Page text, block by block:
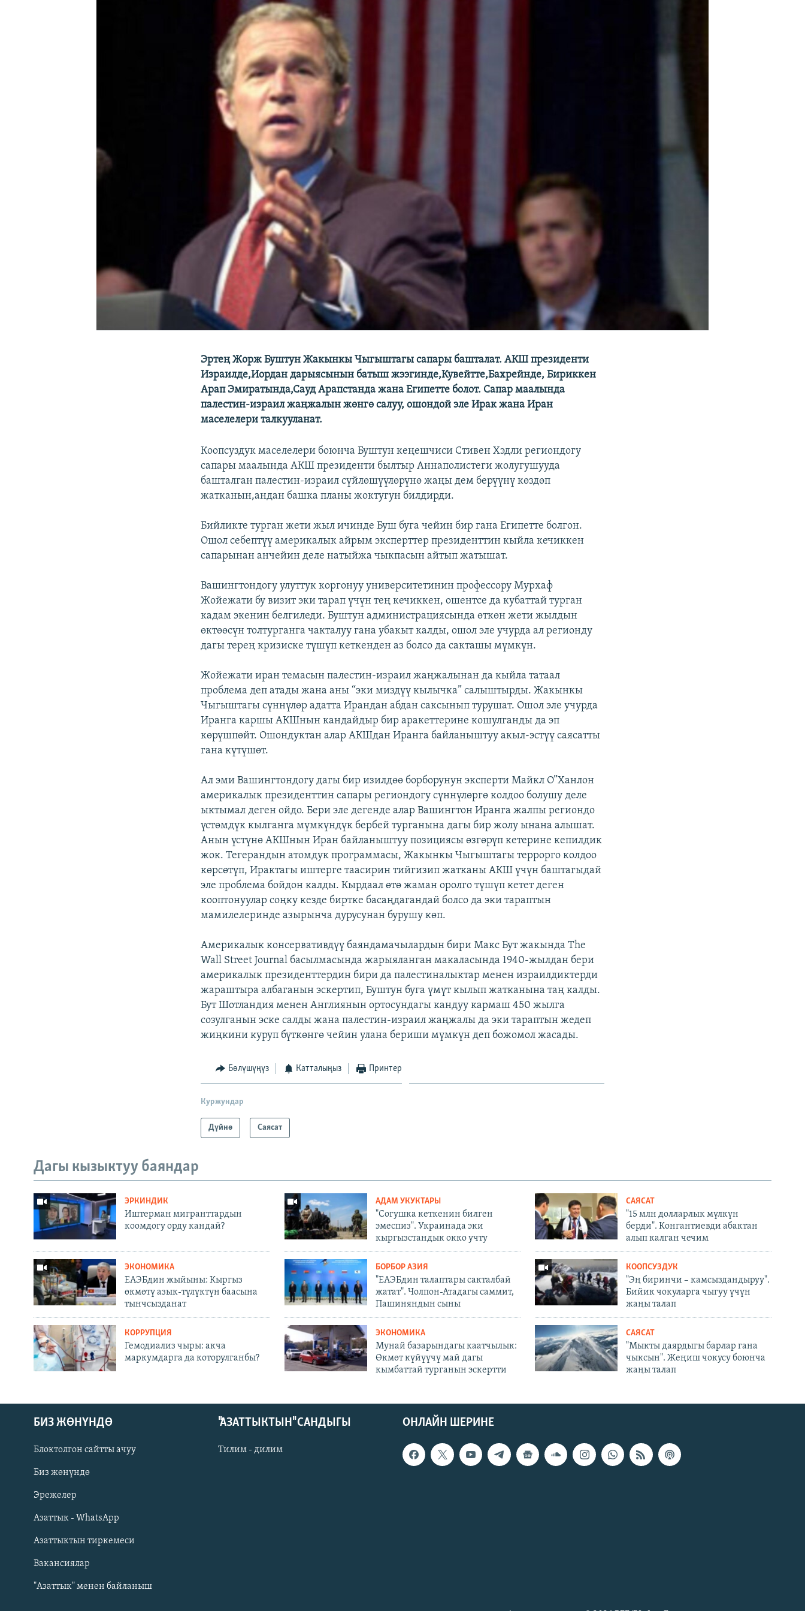
Русский
ОНЛАЙН ШЕРИНЕ
Эртең Жорж Буштун Жакынкы Чыгыштагы сапары башталат. АКШ президенти
Израилде,Иордан дарыясынын батыш жээгинде,Кувейтте,Бахрейнде, Бириккен
Арап Эмиратында,Сауд Арапстанда жана Египетте болот. Сапар маалында
палестин-израил жаңжалын жөнгө салуу, ошондой эле Ирак жана Иран
маселелери талкууланат.
Коопсуздук маселелери боюнча Буштун кеңешчиси Стивен Хэдли региондогу
сапары маалында АКШ президенти былтыр Аннаполистеги жолугушууда
башталган палестин-израил сүйлөшүүлөрүнө жаңы дем берүүнү көздөп
жатканын,андан башка планы жоктугун билдирди.
Бийликте турган жети жыл ичинде Буш буга чейин бир гана Египетте болгон.
Ошол себептүү америкалык айрым эксперттер президенттин кыйла кечиккен
сапарынан анчейин деле натыйжа чыкпасын айтып жатышат.
Вашингтондогу улуттук коргонуу университетинин профессору Мурхаф
Жойежати бу визит эки тарап үчүн тең кечиккен, ошентсе да кубаттай турган
кадам экенин белгиледи. Буштун администрациясында өткөн жети жылдын
өктөөсүн толтурганга чакталуу гана убакыт калды, ошол эле учурда ал регионду
дагы терең кризиске түшүп кеткенден аз болсо да сакташы мүмкүн.
Жойежати иран темасын палестин-израил жаңжалынан да кыйла татаал
проблема деп атады жана аны “эки миздүү кылычка” салыштырды. Жакынкы
Чыгыштагы сүннүлөр адатта Ирандан абдан саксынып турушат. Ошол эле учурда
Иранга каршы АКШнын кандайдыр бир аракеттерине кошулганды да эп
көрүшпөйт. Ошондуктан алар АКШдан Иранга байланыштуу акыл-эстүү саясатты
гана күтүшөт.
Ал эми Вашингтондогу дагы бир изилдөө борборунун эксперти Майкл О”Ханлон
америкалык президенттин сапары региондогу сүннүлөргө колдоо болушу деле
ыктымал деген ойдо. Бери эле дегенде алар Вашингтон Иранга жалпы региондо
үстөмдүк кылганга мүмкүндүк бербей турганына дагы бир жолу ынана алышат.
Анын үстүнө АКШнын Иран байланыштуу позициясы өзгөрүп кетерине кепилдик
жок. Тегерандын атомдук программасы, Жакынкы Чыгыштагы террорго колдоо
көрсөтүп, Ирактагы иштерге таасирин тийгизип жатканы АКШ үчүн баштагыдай
эле проблема бойдон калды. Кырдаал өтө жаман оролго түшүп кетет деген
кооптонуулар соңку кезде биртке басаңдагандай болсо да эки тараптын
мамилелеринде азырынча дурусунан бурушу көп.
Америкалык консервативдүү баяндамачылардын бири Макс Бут жакында The
Wall Street Journal басылмасында жарыяланган макаласында 1940-жылдан бери
америкалык президенттердин бири да палестиналыктар менен израилдиктерди
жараштыра албаганын эскертип, Буштун буга үмүт кылып жатканына таң калды.
Бут Шотландия менен Англиянын ортосундагы кандуу кармаш 450 жылга
созулганын эске салды жана палестин-израил жаңжалы да эки тараптын жедеп
жиңкини куруп бүткөнгө чейин улана бериши мүмкүн деп божомол жасады.
Бөлүшүңүз Катталыңыз Принтер
Куржундар
Дүйнө Саясат
Дагы кызыктуу баяндар
ЭРКИНДИК
Иштерман мигранттардын
коомдогу орду кандай?
АДАМ УКУКТАРЫ
"Согушка кеткенин билген
эмеспиз". Украинада эки
кыргызстандык окко учту
САЯСАТ
"15 млн долларлык мүлкүн
берди". Конгантиевди абактан
алып калган чечим
ЭКОНОМИКА
ЕАЭБдин жыйыны: Кыргыз
өкмөтү азык-түлүктүн баасына
тынчсызданат
БОРБОР АЗИЯ
"ЕАЭБдин талаптары сакталбай
жатат". Чолпон-Атадагы саммит,
Пашиняндын сыны
КООПСУЗДУК
"Эң биринчи – камсыздандыруу".
Бийик чокуларга чыгуу үчүн
жаңы талап
КОРРУПЦИЯ
Гемодиализ чыры: акча
маркумдарга да которулганбы?
ЭКОНОМИКА
Мунай базарындагы каатчылык:
Өкмөт күйүүчү май дагы
кымбаттай турганын эскертти
САЯСАТ
"Мыкты даярдыгы барлар гана
чыксын". Жеңиш чокусу боюнча
жаңы талап
ОНЛАЙН ШЕРИНЕ
БИЗ ЖӨНҮНДӨ
Блоктолгон сайтты ачуу
Биз жөнүндө
Эрежелер
Азаттык - WhatsApp
Азаттыктын тиркемеси
Вакансиялар
"Азаттык" менен байланыш
"АЗАТТЫКТЫН" САНДЫГЫ
Тилим - дилим